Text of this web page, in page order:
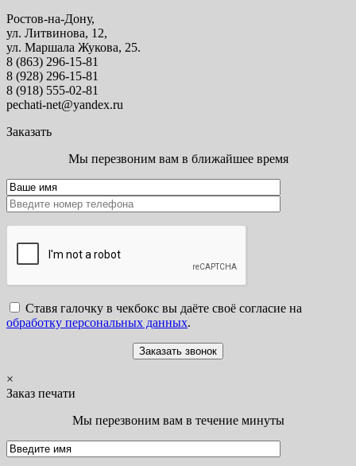
Ростов-на-Дону,
ул. Литвинова, 12,
ул. Маршала Жукова, 25.
8 (863) 296-15-81
8 (928) 296-15-81
8 (918) 555-02-81
pechati-net@yandex.ru
Заказать
Мы перезвоним вам в ближайшее время
Ставя галочку в чекбокс вы даёте своё согласие на
обработку персональных данных.
×
Заказ печати
Мы перезвоним вам в течение минуты